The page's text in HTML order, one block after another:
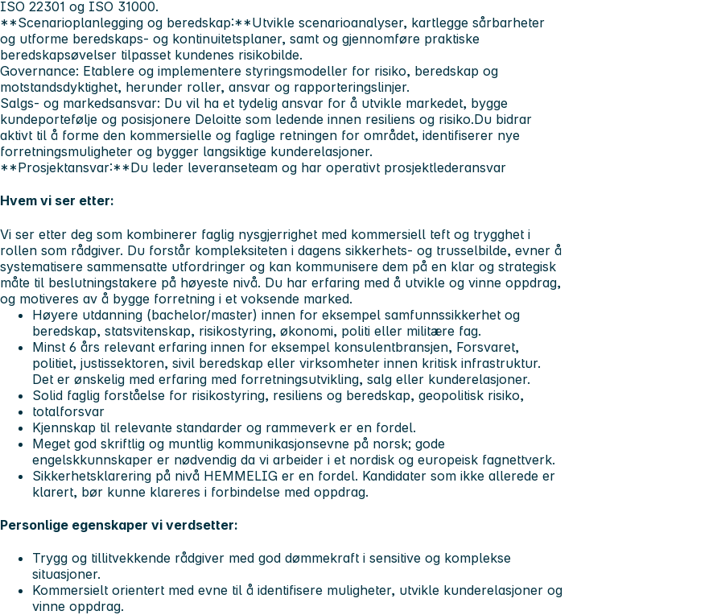
ISO 22301 og ISO 31000.
**Scenarioplanlegging og beredskap:**Utvikle scenarioanalyser, kartlegge sårbarheter
og utforme beredskaps- og kontinuitetsplaner, samt og gjennomføre praktiske
beredskapsøvelser tilpasset kundenes risikobilde.
Governance: Etablere og implementere styringsmodeller for risiko, beredskap og
motstandsdyktighet, herunder roller, ansvar og rapporteringslinjer.
Salgs- og markedsansvar: Du vil ha et tydelig ansvar for å utvikle markedet, bygge
kundeportefølje og posisjonere Deloitte som ledende innen resiliens og risiko.Du bidrar
aktivt til å forme den kommersielle og faglige retningen for området, identifiserer nye
forretningsmuligheter og bygger langsiktige kunderelasjoner.
**Prosjektansvar:**Du leder leveranseteam og har operativt prosjektlederansvar
Hvem vi ser etter:
Vi ser etter deg som kombinerer faglig nysgjerrighet med kommersiell teft og trygghet i
rollen som rådgiver. Du forstår kompleksiteten i dagens sikkerhets- og trusselbilde, evner å
systematisere sammensatte utfordringer og kan kommunisere dem på en klar og strategisk
måte til beslutningstakere på høyeste nivå. Du har erfaring med å utvikle og vinne oppdrag,
og motiveres av å bygge forretning i et voksende marked.
Høyere utdanning (bachelor/master) innen for eksempel samfunnssikkerhet og
beredskap, statsvitenskap, risikostyring, økonomi, politi eller militære fag.
Minst 6 års relevant erfaring innen for eksempel konsulentbransjen, Forsvaret,
politiet, justissektoren, sivil beredskap eller virksomheter innen kritisk infrastruktur.
Det er ønskelig med erfaring med forretningsutvikling, salg eller kunderelasjoner.
Solid faglig forståelse for risikostyring, resiliens og beredskap, geopolitisk risiko,
totalforsvar
Kjennskap til relevante standarder og rammeverk er en fordel.
Meget god skriftlig og muntlig kommunikasjonsevne på norsk; gode
engelskkunnskaper er nødvendig da vi arbeider i et nordisk og europeisk fagnettverk.
Sikkerhetsklarering på nivå HEMMELIG er en fordel. Kandidater som ikke allerede er
klarert, bør kunne klareres i forbindelse med oppdrag.
Personlige egenskaper vi verdsetter:
Trygg og tillitvekkende rådgiver med god dømmekraft i sensitive og komplekse
situasjoner.
Kommersielt orientert med evne til å identifisere muligheter, utvikle kunderelasjoner og
vinne oppdrag.